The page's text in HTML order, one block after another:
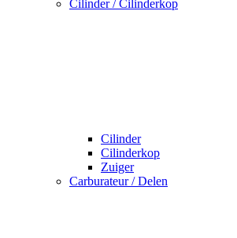
Cilinder / Cilinderkop
Cilinder
Cilinderkop
Zuiger
Carburateur / Delen